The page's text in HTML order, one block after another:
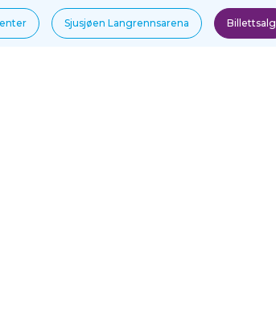
Sjusjøen Langrennsarena Billettsalg